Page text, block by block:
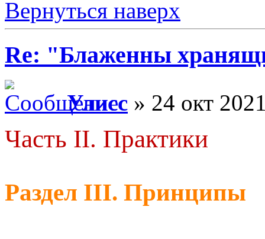
Вернуться наверх
Re: "Блаженны
Улисс » 24 окт
Часть II. Практики
Раздел III. Принципы